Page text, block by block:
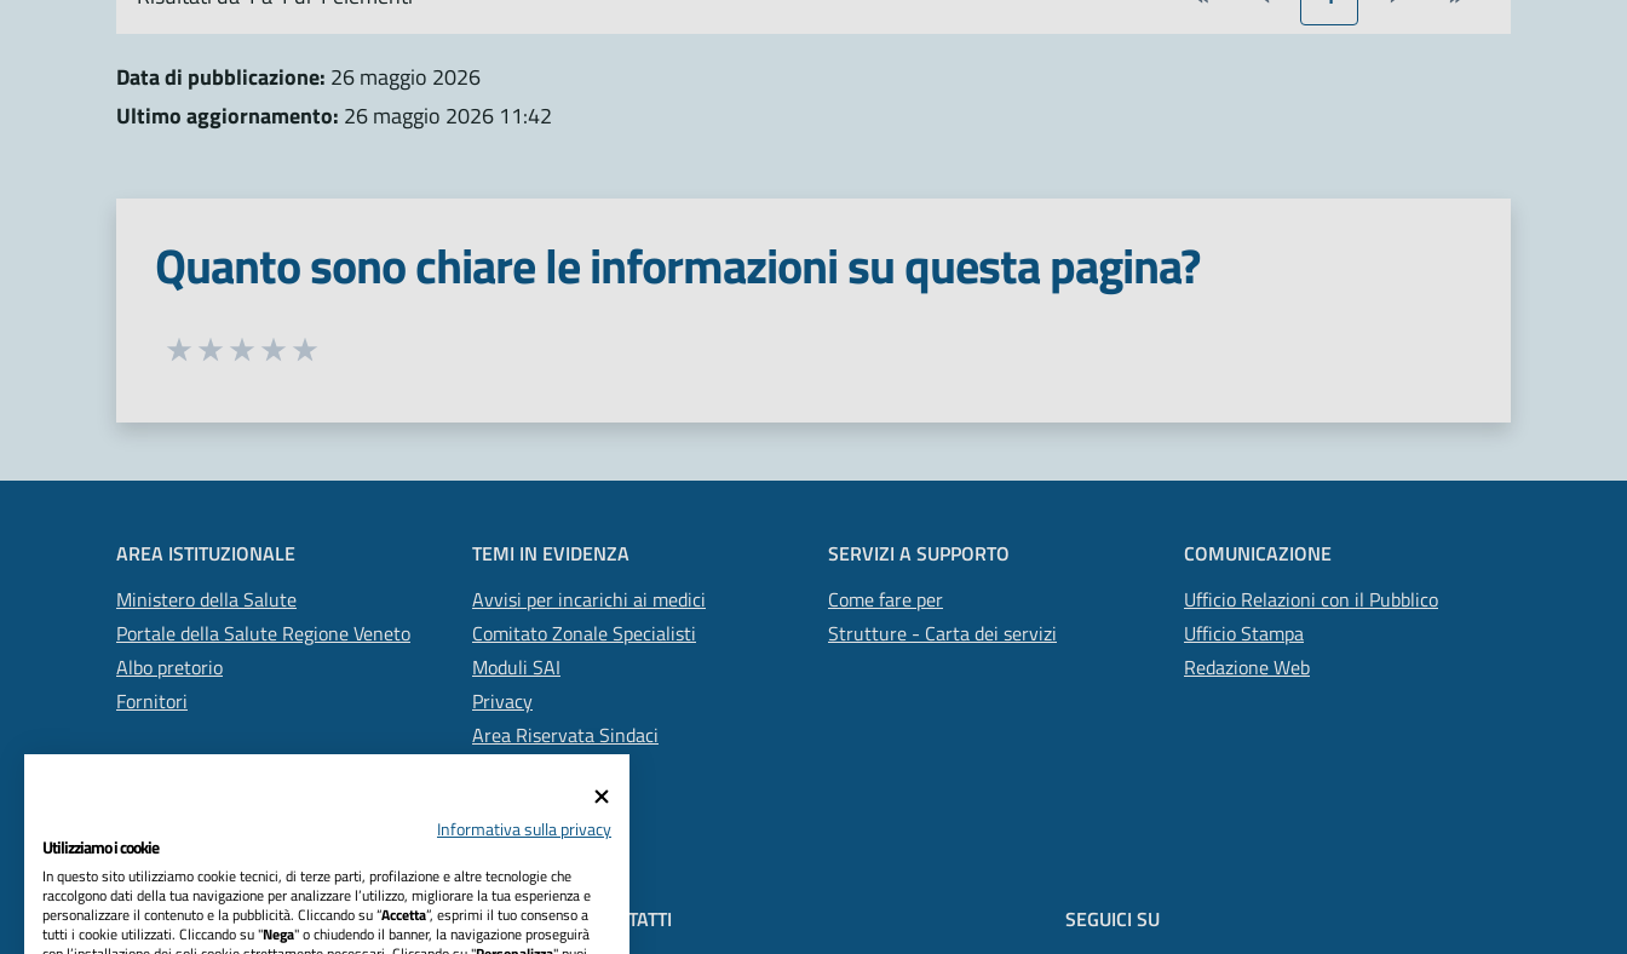
Data di pubblicazione: 26 maggio 2026
Ultimo aggiornamento: 26 maggio 2026 11:42
Quanto sono chiare le informazioni su questa pagina?
Seleziona una valutazione da 1 a 5 stelle
AREA ISTITUZIONALE
Ministero della Salute
Portale della Salute Regione Veneto
Albo pretorio
Fornitori
TEMI IN EVIDENZA
Avvisi per incarichi ai medici
Comitato Zonale Specialisti
Moduli SAI
Privacy
Area Riservata Sindaci
SERVIZI A SUPPORTO
Come fare per
Strutture - Carta dei servizi
COMUNICAZIONE
Ufficio Relazioni con il Pubblico
Ufficio Stampa
Redazione Web
RIFERIMENTI
CONTATTI
SEGUICI SU
Informativa sulla privacy
Utilizziamo i cookie
In questo sito utilizziamo cookie tecnici, di terze parti, profilazione e altre tecnologie che
raccolgono dati della tua navigazione per analizzare l’utilizzo, migliorare la tua esperienza e
personalizzare il contenuto e la pubblicità. Cliccando su “Accetta”, esprimi il tuo consenso a
tutti i cookie utilizzati. Cliccando su "Nega" o chiudendo il banner, la navigazione proseguirà